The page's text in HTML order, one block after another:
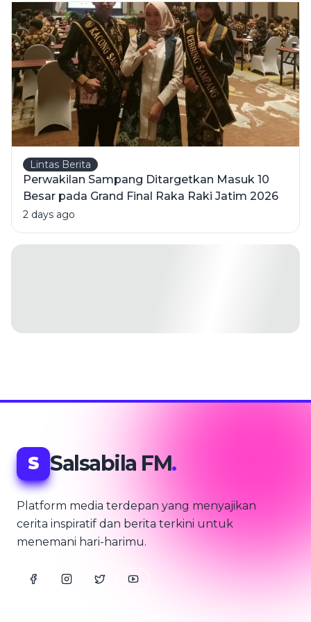
Pelatih
Berlisensi
Lintas Berita
Perwakilan Sampang Ditargetkan Masuk 10
Besar pada Grand Final Raka Raki Jatim 2026
2 days ago
S Salsabila FM.
Platform media terdepan yang menyajikan
cerita inspiratif dan berita terkini untuk
menemani hari-harimu.